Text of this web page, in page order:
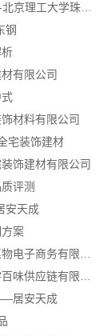
广东100多分能上的大学学费多少钱-北京理工大学珠海学院继教院
钢
有限公司
材料有限公司
宅装饰建材
饰建材有限公司
评测
安天成
案
居安天成